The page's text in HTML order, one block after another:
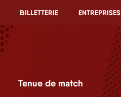
BILLETTERIE ENTREPRISES
Tenue de match